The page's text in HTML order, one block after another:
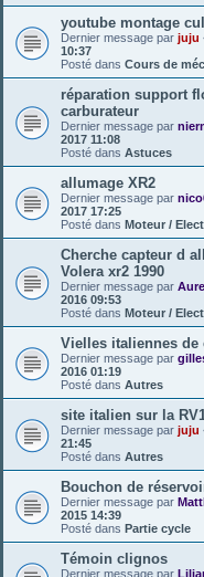
youtube montage
Dernier message par juju
10:37
Posté dans Cours de
réparation support
carburateur
Dernier message par
2017 11:08
Posté dans Astuces
allumage XR2
Dernier message par
2017 17:25
Posté dans Moteur /
Cherche capteur d
Volera xr2 1990
Dernier message par
2016 09:53
Posté dans Moteur /
Vielles italiennes de
Dernier message par
2016 01:19
Posté dans Autres
site italien sur la
Dernier message par juju
21:45
Posté dans Autres
Bouchon de
Dernier message par
2015 14:39
Posté dans Partie cycle
Témoin clignos
Dernier message par